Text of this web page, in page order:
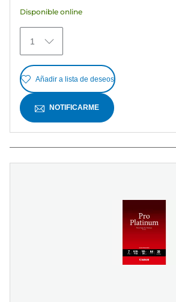
370
reseñas
Disponible online
1
Añadir a lista de deseos
NOTIFICARME